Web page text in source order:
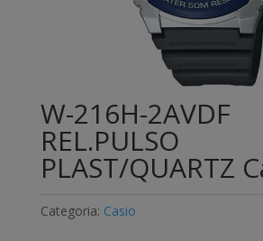
W-216H-2AVDF
REL.PULSO
PLAST/QUARTZ
Categoria: Casio